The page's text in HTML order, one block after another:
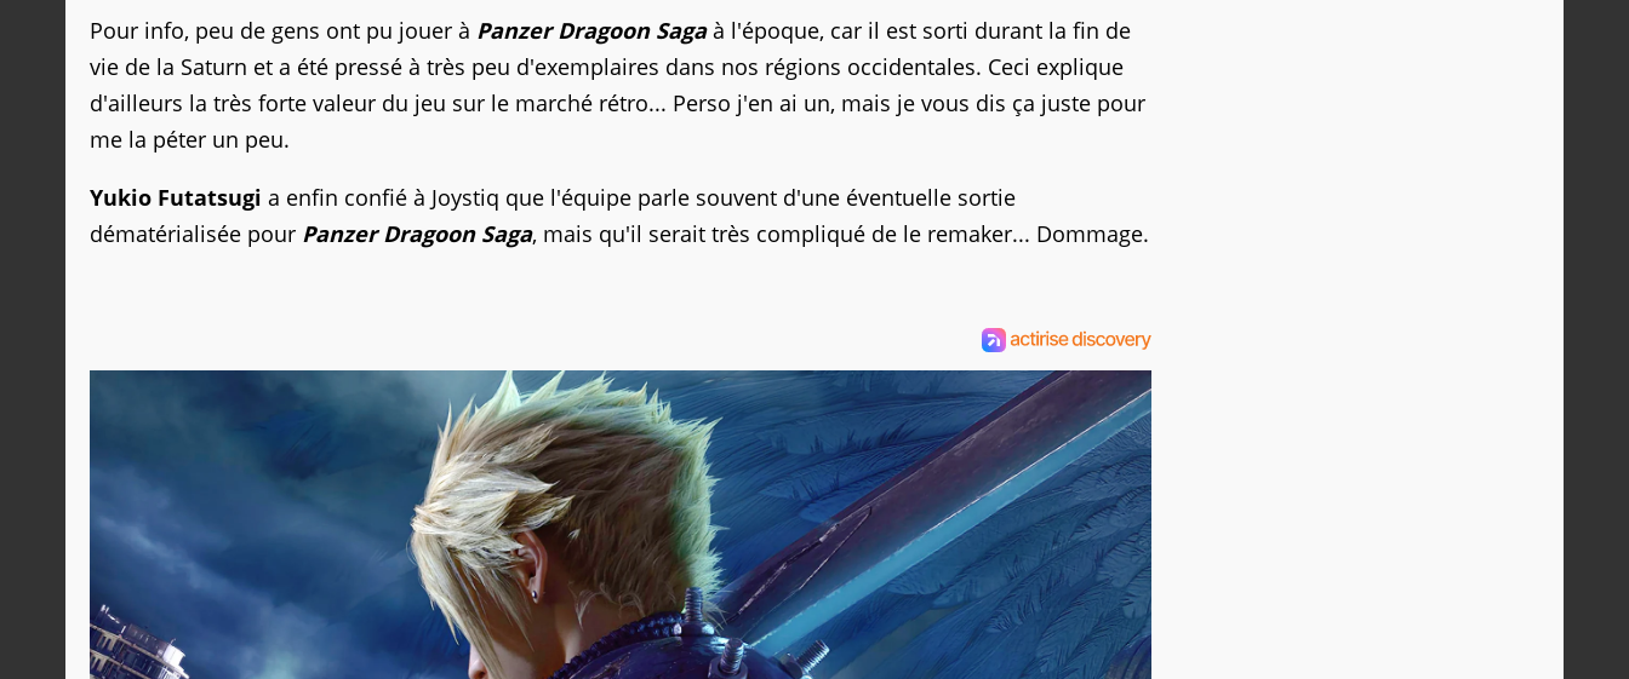
Pour info, peu de gens ont pu jouer à Panzer Dragoon Sagaà l'époque, car il est sorti durant la fin de
vie de la Saturn et a été pressé à très peu d'exemplaires dans nos régions occidentales. Ceci explique
d'ailleurs la très forte valeur du jeu sur le marché rétro... Perso j'en ai un, mais je vous dis ça juste pour
me la péter un peu.
Yukio Futatsugi a enfin confié à Joystiq que l'équipe parle souvent d'une éventuelle sortie
dématérialisée pour Panzer Dragoon Saga, mais qu'il serait très compliqué de le remaker... Dommage.